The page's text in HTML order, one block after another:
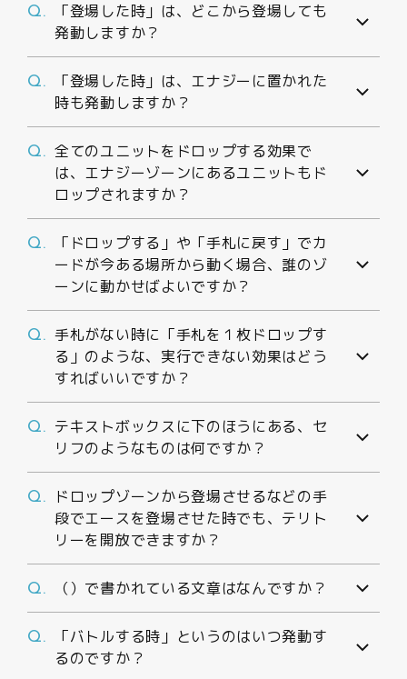
Q.
「登場した時」は、どこから登場しても
発動しますか？
Q.
「登場した時」は、エナジーに置かれた
時も発動しますか？
Q. 全てのユニットをドロップする効果で
は、エナジーゾーンにあるユニットもド
ロップされますか？
Q.
「ドロップする」や「手札に戻す」でカ
ードが今ある場所から動く場合、誰のゾ
ーンに動かせばよいですか？
Q. 手札がない時に「手札を１枚ドロップす
る」のような、実行できない効果はどう
すればいいですか？
Q. テキストボックスに下のほうにある、セ
リフのようなものは何ですか？
Q.
ドロップゾーンから登場させるなどの手
段でエースを登場させた時でも、テリト
リーを開放できますか？
Q. （）で書かれている文章はなんですか？
Q.
「バトルする時」というのはいつ発動す
るのですか？